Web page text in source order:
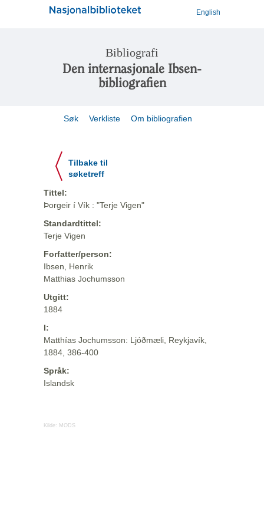
English
Bibliografi
Den internasjonale Ibsen-
bibliografien
Søk Verkliste Om bibliografien
Tilbake til
søketreff
Tittel:
Þorgeir í Vík : "Terje Vigen"
Standardtittel:
Terje Vigen
Forfatter/person:
Ibsen, Henrik
Matthias Jochumsson
Utgitt:
1884
I:
Matthías Jochumsson: Ljóðmæli, Reykjavík,
1884, 386-400
Språk:
Islandsk
Kilde: MODS